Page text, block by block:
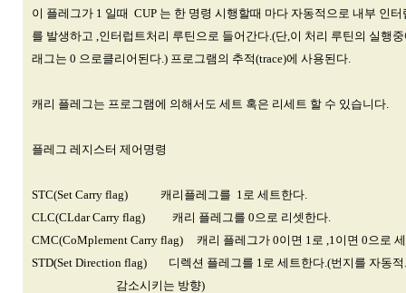
이 플레그가 1 일때 CUP 는 한 명령 시행할때 마다 자동적으로 내부 인터
를 발생하고 ,인터럽트처리 루틴으로 들어간다.(단,이 처리 루틴의 실행
래그는 0 으로클리어된다.) 프로그램의 추적(trace)에 사용된다.
캐리 플레그는 프로그램에 의해서도 세트 혹은 리세트 할 수 있습니다.
플레그 레지스터 제어명령
STC(Set Carry flag) 캐리플레그를 1로 세트한다.
CLC(CLdar Carry flag) 캐리 플레그를 0으로 리셋한다.
CMC(CoMplement Carry flag) 캐리 플레그가 0이면 1로 ,1이면 0으로
STD(Set Direction flag) 디렉션 플레그를 1로 세트한다.(번지를 자동적
감소시키는 방향)